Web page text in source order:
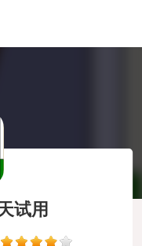
试用